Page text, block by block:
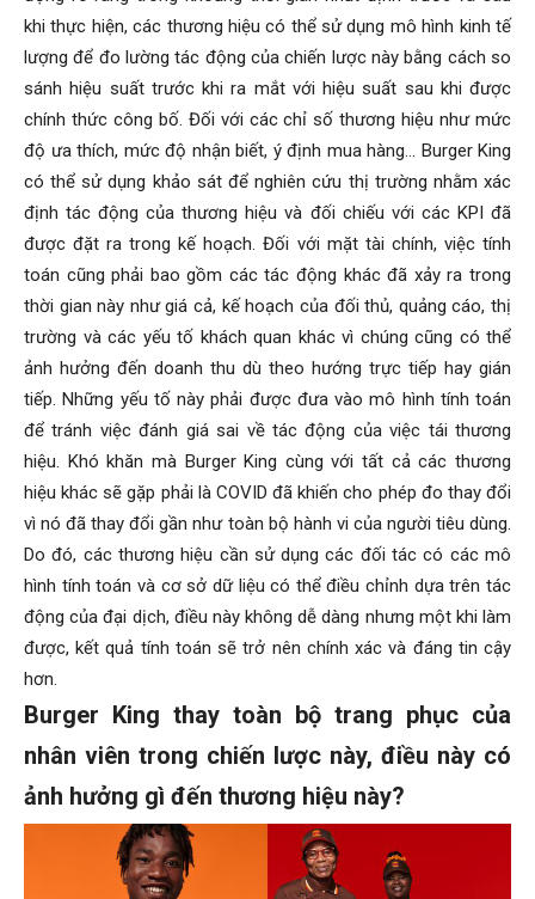
khi thực hiện, các thương hiệu có thể sử dụng mô hình kinh tế
lượng để đo lường tác động của chiến lược này bằng cách so
sánh hiệu suất trước khi ra mắt với hiệu suất sau khi được
chính thức công bố. Đối với các chỉ số thương hiệu như mức
độ ưa thích, mức độ nhận biết, ý định mua hàng… Burger King
có thể sử dụng khảo sát để nghiên cứu thị trường nhằm xác
định tác động của thương hiệu và đối chiếu với các KPI đã
được đặt ra trong kế hoạch. Đối với mặt tài chính, việc tính
toán cũng phải bao gồm các tác động khác đã xảy ra trong
thời gian này như giá cả, kế hoạch của đối thủ, quảng cáo, thị
trường và các yếu tố khách quan khác vì chúng cũng có thể
ảnh hưởng đến doanh thu dù theo hướng trực tiếp hay gián
tiếp. Những yếu tố này phải được đưa vào mô hình tính toán
để tránh việc đánh giá sai về tác động của việc tái thương
hiệu. Khó khăn mà Burger King cùng với tất cả các thương
hiệu khác sẽ gặp phải là COVID đã khiến cho phép đo thay đổi
vì nó đã thay đổi gần như toàn bộ hành vi của người tiêu dùng.
Do đó, các thương hiệu cần sử dụng các đối tác có các mô
hình tính toán và cơ sở dữ liệu có thể điều chỉnh dựa trên tác
động của đại dịch, điều này không dễ dàng nhưng một khi làm
được, kết quả tính toán sẽ trở nên chính xác và đáng tin cậy
hơn.
Burger King thay toàn bộ trang phục của
nhân viên trong chiến lược này, điều này có
ảnh hưởng gì đến thương hiệu này?